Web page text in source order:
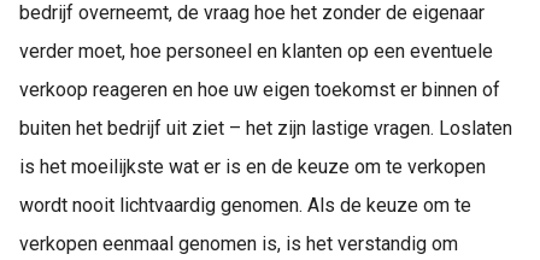
bedrijf overneemt, de vraag hoe het zonder de eigenaar
verder moet, hoe personeel en klanten op een eventuele
verkoop reageren en hoe uw eigen toekomst er binnen of
buiten het bedrijf uit ziet – het zijn lastige vragen. Loslaten
is het moeilijkste wat er is en de keuze om te verkopen
wordt nooit lichtvaardig genomen. Als de keuze om te
verkopen eenmaal genomen is, is het verstandig om
Hierdoor
website-